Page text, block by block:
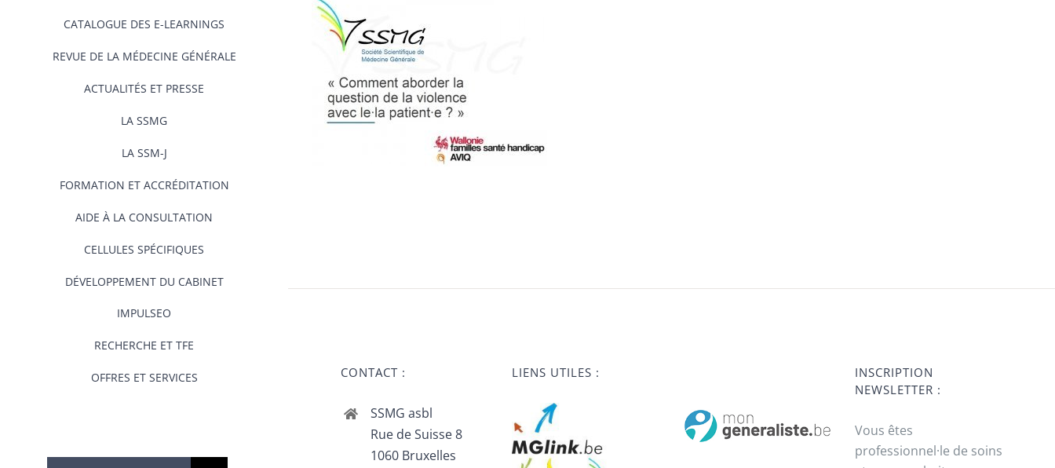
CATALOGUE DES E-LEARNINGS
REVUE DE LA MÉDECINE GÉNÉRALE
ACTUALITÉS ET PRESSE
LA SSMG
LA SSM-J
FORMATION ET ACCRÉDITATION
AIDE À LA CONSULTATION
CELLULES SPÉCIFIQUES
DÉVELOPPEMENT DU CABINET
IMPULSEO
RECHERCHE ET TFE
OFFRES ET SERVICES CONTACT :
SSMG asbl
Rue de Suisse 8
1060 Bruxelles
LIENS UTILES :
INSCRIPTION
NEWSLETTER :
Vous êtes
professionnel·le de soins